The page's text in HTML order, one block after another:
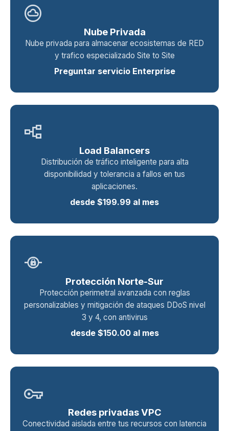
cloud_circle
Nube Privada
Nube privada para almacenar ecosistemas de RED
y trafico especializado Site to Site
Preguntar servicio Enterprise
flowchart
Load Balancers
Distribución de tráfico inteligente para alta
disponibilidad y tolerancia a fallos en tus
aplicaciones.
desde $199.99 al mes
private_connectivity
Protección Norte-Sur
Protección perimetral avanzada con reglas
personalizables y mitigación de ataques DDoS nivel
3 y 4, con antivirus
desde $150.00 al mes
vpn_key
Redes privadas VPC
Conectividad aislada entre tus recursos con latencia